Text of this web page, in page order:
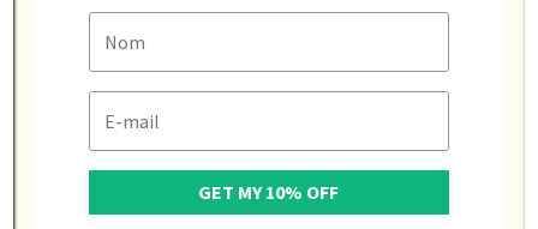
GET MY 10% OFF